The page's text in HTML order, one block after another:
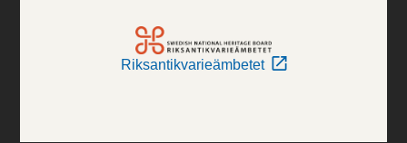
Riksantikvarieämbetet